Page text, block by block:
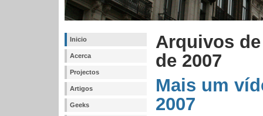
Inicio
Acerca
Projectos
Artigos
Geeks
Arquivos
de 2007
Mais um
2007